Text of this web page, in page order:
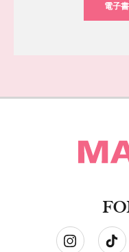
電子